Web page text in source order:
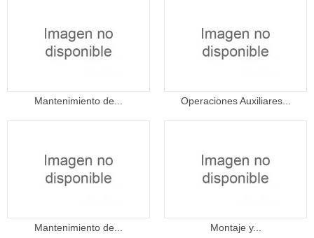
Mantenimiento de... Operaciones Auxiliares...
Mantenimiento de... Montaje y...